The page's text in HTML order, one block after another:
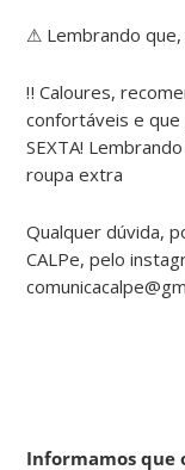
⚠ Lembrando
‼ Caloures,
confortáveis e que
SEXTA!
roupa extra
Qualquer dúvida,
CALPe, pelo
Informamos que